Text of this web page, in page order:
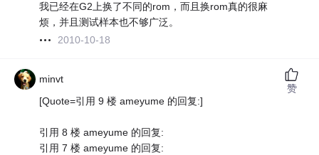
我已经在G2上换了不同的rom，而且换rom真的很麻
烦，并且测试样本也不够广泛。
2010-10-18
minvt
[Quote=引用 9 楼 ameyume 的回复:]
引用 8 楼 ameyume 的回复:
引用 7 楼 ameyume 的回复:
赞